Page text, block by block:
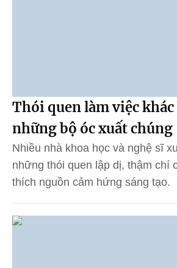
Thói quen làm việc
những bộ óc xuất chúng
Nhiều nhà khoa học và nghệ sĩ
những thói quen lập dị, thậm chí
thích nguồn cảm hứng sáng tạo.